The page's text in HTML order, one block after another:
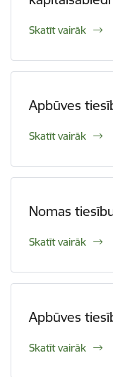
Skatīt vairāk
Apbūves
Skatīt vairāk
Nomas
Skatīt vairāk
Apbūves
Skatīt vairāk